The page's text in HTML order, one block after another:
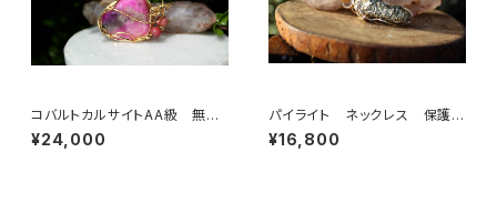
コバルトカルサイトAA級 無条
件の愛と許しの石 美しくなり
たい女性の為に
¥24,000
パイライト ネックレス 保護
力、邪気ばらい、金運を引き寄せ
る
¥16,800